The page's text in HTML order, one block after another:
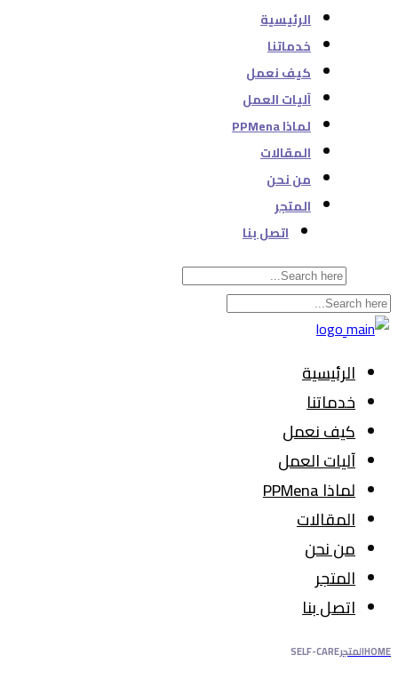
الرئيسية
خدماتنا
كيف نعمل
آليات العمل
لماذا PPMena
المقالات
من نحن
المتجر
اتصل بنا
الرئيسية
خدماتنا
كيف نعمل
آليات العمل
لماذا PPMena
المقالات
من نحن
المتجر
اتصل بنا
HOMEالمتجرSELF-CARE